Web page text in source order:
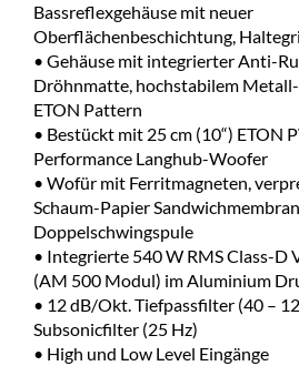
Bassreflexgehäuse mit neuer
Oberflächenbeschichtung,
• Gehäuse mit integrierter Anti-
Dröhnmatte, hochstabilem
ETON Pattern
• Bestückt mit 25 cm (10“) ETON
Performance Langhub-Woofer
• Wofür mit Ferritmagneten,
Schaum-Papier
Doppelschwingspule
• Integrierte 540 W RMS Class-D
(AM 500 Modul) im Aluminium
• 12 dB/Okt. Tiefpassfilter (40 –
Subsonicfilter (25 Hz)
• High und Low Level Eingänge